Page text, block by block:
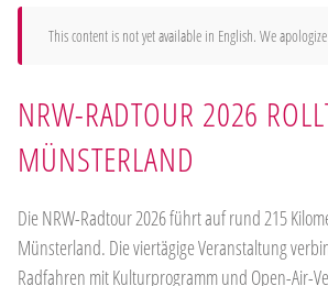
This content is not yet available in English. We
NRW-RADTOUR 2026
MÜNSTERLAND
Die NRW-Radtour 2026 führt auf rund 215
Münsterland. Die viertägige Veranstaltung
Radfahren mit Kulturprogramm und Open-Air-